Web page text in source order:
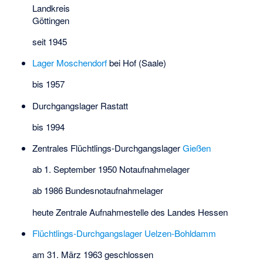
Landkreis
Göttingen
seit 1945
Lager Moschendorfbei Hof (Saale)
bis 1957
Durchgangslager Rastatt
bis 1994
Zentrales Flüchtlings-DurchgangslagerGießen
ab 1. September 1950 Notaufnahmelager
ab 1986 Bundesnotaufnahmelager
heute Zentrale Aufnahmestelle des Landes Hessen
Flüchtlings-Durchgangslager Uelzen-Bohldamm
am 31. März 1963 geschlossen